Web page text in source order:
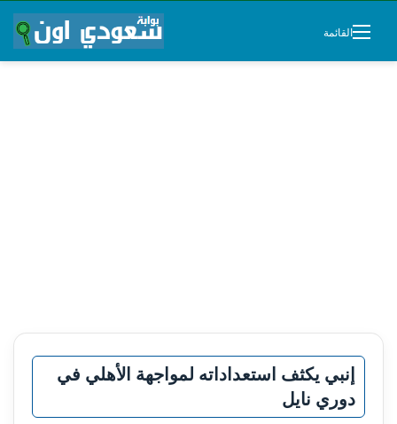
القائمة
إنبي يكثف استعداداته لمواجهة الأهلي في
دوري نايل